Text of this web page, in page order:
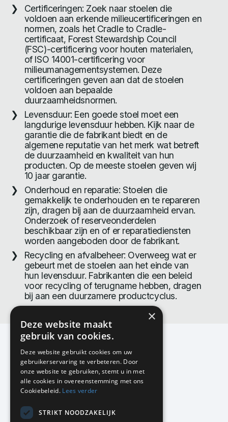
Certificeringen: Zoek naar stoelen die
voldoen aan erkende milieucertificeringen en
normen, zoals het Cradle to Cradle-
certificaat, Forest Stewardship Council
(FSC)-certificering voor houten materialen,
of ISO 14001-certificering voor
milieumanagementsystemen. Deze
certificeringen geven aan dat de stoelen
voldoen aan bepaalde
duurzaamheidsnormen.
Levensduur: Een goede stoel moet een
langdurige levensduur hebben. Kijk naar de
garantie die de fabrikant biedt en de
algemene reputatie van het merk wat betreft
de duurzaamheid en kwaliteit van hun
producten. Op de meeste stoelen geven wij
10 jaar garantie.
Onderhoud en reparatie: Stoelen die
gemakkelijk te onderhouden en te repareren
zijn, dragen bij aan de duurzaamheid ervan.
Onderzoek of reserveonderdelen
beschikbaar zijn en of er reparatiediensten
worden aangeboden door de fabrikant.
Recycling en afvalbeheer: Overweeg wat er
gebeurt met de stoelen aan het einde van
hun levensduur. Fabrikanten die een beleid
voor recycling of terugname hebben, dragen
bij aan een duurzamere productcyclus.
KMP Kantoormeubilair
Airport Business Park
Frankfurtstraat 29-31
1175 RH Lijnden
020-617 01 26
×
Deze website maakt
gebruik van cookies.
Deze website gebruikt cookies om uw
gebruikerservaring te verbeteren. Door
onze website te gebruiken, stemt u in met
alle cookies in overeenstemming met ons
Cookiebeleid. Lees verder
STRIKT NOODZAKELIJK